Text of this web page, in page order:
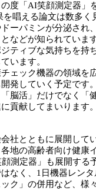
度「AI笑顔測定器」
唱える論文は数多く
ーパミンが分泌され
などが知られていま
ティブな気持ちを持
います。
ェック機器の領域を
発していく予定です
脳活」だけでなく「
貢献してまいります。
社とともに展開して
地の高齢者向け健康
測定器」も展開する
なく、1日機器レン
ク」の併用など、様